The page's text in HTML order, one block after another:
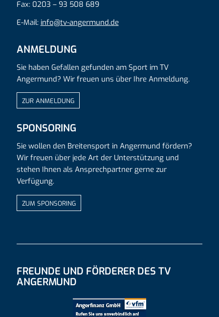
Fax: 0203 – 93 508 689
E-Mail: info@tv-angermund.de
ANMELDUNG
Sie haben Gefallen gefunden am Sport im TV
Angermund? Wir freuen uns über Ihre Anmeldung.
ZUR ANMELDUNG
SPONSORING
Sie wollen den Breitensport in Angermund fördern?
Wir freuen über jede Art der Unterstützung und
stehen Ihnen als Ansprechpartner gerne zur
Verfügung.
ZUM SPONSORING
FREUNDE UND FÖRDERER DES TV
ANGERMUND